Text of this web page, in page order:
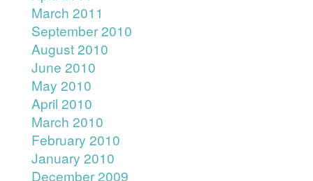
March 2011
September 2010
August 2010
June 2010
May 2010
April 2010
March 2010
February 2010
January 2010
December 2009